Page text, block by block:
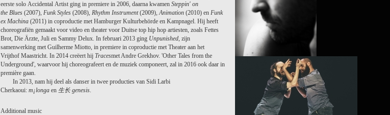
eerste solo Accidental Artist ging in premiere in 2006, daarna kwamen Steppin' on
the Blues (2007), Funk Styles (2008), Rhythm Instrument(2009),Animation (2010) en Funk
ex Machina (2011) in coproductie met Hamburger Kulturbehörde en Kampnagel. Hij heeft
choreografiën gemaakt voor video en theater voor Duitse top hip hop artiesten, zoals Fettes
Brot, Die Ärzte, Juli en Sammy Delux. In februari 2013 ging Unpunished, zijn
samenwerking met Guilherme Miotto, in premiere in coproductie met Theater aan het
Vrijthof Maastricht. In 2014 creëert hij Tracesmet Andre Grekhov. 'Other Tales from the
Underground', waarvoor hij choreografeert en de muziek componeert, zal in 2016 ook daar in
première gaan.
In 2013, nam hij deel als danser in twee producties van Sidi Larbi
Cherkaoui: m¡longa en 生长 genesis.
Additional music